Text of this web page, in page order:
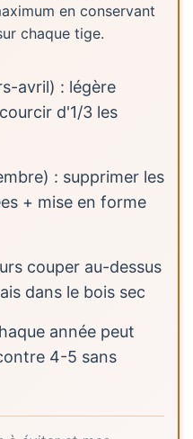
en conservant
chaque tige.
avril) : légère
d'1/3 les
: supprimer les
+ mise en forme
couper au-dessus
dans le bois sec
année peut
4-5 sans